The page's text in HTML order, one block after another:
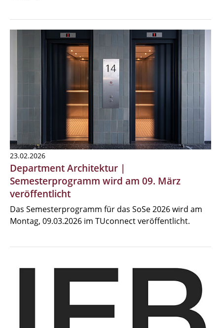
23.02.2026
Department Architektur |
Semesterprogramm wird am 09. März
veröffentlicht
Das Semesterprogramm für das SoSe 2026 wird am
Montag, 09.03.2026 im TUconnect veröffentlicht.